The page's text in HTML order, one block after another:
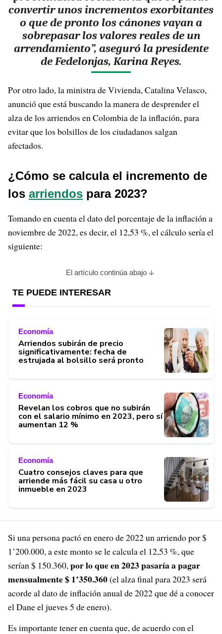
convertir unos incrementos exorbitantes
o que de pronto los cánones vayan a
sobrepasar los valores reales de un
arrendamiento”, aseguró la presidente
de Fedelonjas, Karina Reyes.
Por otro lado, la ministra de Vivienda, Catalina Velasco,
anunció que está buscando la manera de desprender el
alza de los arriendos en Colombia de la inflación, para
evitar que los bolsillos de los ciudadanos salgan
afectados.
¿Cómo se calcula el incremento de
los arriendos para 2023?
Tomando en cuenta el dato del porcentaje de la inflación a
noviembre de 2022, es decir, el 12,53 %, el cálculo sería el
siguiente:
El artículo continúa abajo
TE PUEDE INTERESAR
Economía
Arriendos subirán de precio
significativamente: fecha de
estrujada al bolsillo será pronto
Economía
Revelan los cobros que no subirán
con el salario mínimo en 2023, pero sí
aumentan 12 %
Economía
Cuatro consejos claves para que
arriende más fácil su casa u otro
inmueble en 2023
Si una persona pactó en enero de 2022 un arriendo por $
1’200.000, a este monto se le calcula el 12,53 %, que
serían $ 150.360,por lo que en 2023 pasaría a pagar
mensualmente $ 1’350.360(el alza final para 2023 será
acorde al dato de inflación anual de 2022 que dé a conocer
el Dane el jueves 5 de enero).
Es importante tener en cuenta que, de acuerdo con el